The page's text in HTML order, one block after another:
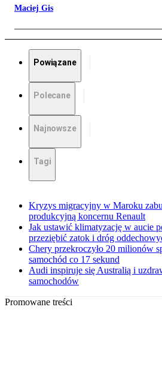
Maciej Gis
Powiązane
Polecane
Najnowsze
Tagi
Kryzys migracyjny w Maroku
produkcyjną koncernu Renault
Jak ustawić klimatyzację w aucie
przeziębić zatok i dróg
Chery przekroczyło 20 milionów
samochód co 17 sekund
Audi inspiruje się Australią i
samochodów
Promowane treści